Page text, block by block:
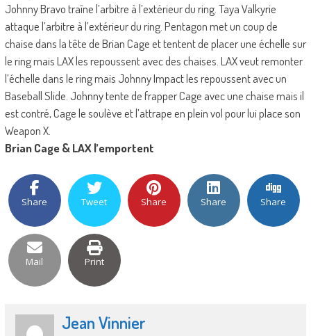
Johnny Bravo traîne l’arbitre à l’extérieur du ring. Taya Valkyrie
attaque l’arbitre à l’extérieur du ring. Pentagon met un coup de
chaise dans la tête de Brian Cage et tentent de placer une échelle sur
le ring mais LAX les repoussent avec des chaises. LAX veut remonter
l’échelle dans le ring mais Johnny Impact les repoussent avec un
Baseball Slide. Johnny tente de frapper Cage avec une chaise mais il
est contré, Cage le soulève et l’attrape en plein vol pour lui place son
Weapon X.
Brian Cage & LAX l’emportent
Share Tweet Share Share Share
Mail Print
Jean Vinnier